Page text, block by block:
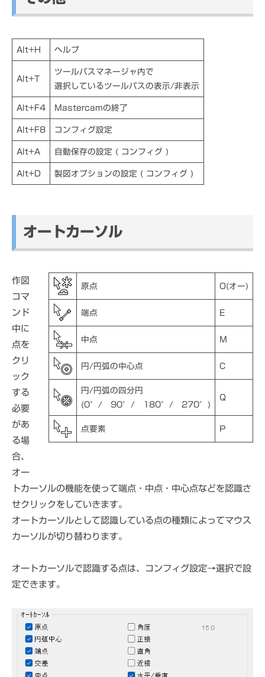
Alt+H ヘルプ
Alt+T
ツールパスマネージャ内で
選択しているツールパスの表示/非表示
Alt+F4 Mastercamの終了
Alt+F8 コンフィグ設定
Alt+A 自動保存の設定 ( コンフィグ )
Alt+D 製図オプションの設定 ( コンフィグ )
オートカーソル
原点 O(オー)
端点 E
中点 M
円/円弧の中心点 C
円/円弧の四分円
(0°/ 90°/ 180°/ 270°)
Q
点要素 P
作図
コマ
ンド
中に
点を
クリ
ック
する
必要
があ
る場
合、
オー
トカーソルの機能を使って端点・中点・中心点などを認識さ
せクリックをしていきます。
オートカーソルとして認識している点の種類によってマウス
カーソルが切り替わります。
オートカーソルで認識する点は、コンフィグ設定→選択で設
定できます。